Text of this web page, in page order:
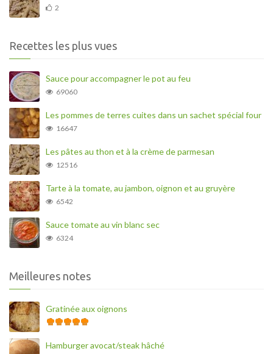
2
Recettes les plus vues
Sauce pour accompagner le pot au feu
69060
Les pommes de terres cuites dans un sachet spécial four
16647
Les pâtes au thon et à la crème de parmesan
12516
Tarte à la tomate, au jambon, oignon et au gruyère
6542
Sauce tomate au vin blanc sec
6324
Meilleures notes
Gratinée aux oignons
Hamburger avocat/steak hâché